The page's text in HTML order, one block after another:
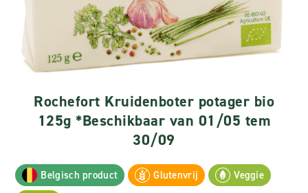
Rochefort Kruidenboter potager bio
125g *Beschikbaar van 01/05 tem
30/09
Belgisch product Glutenvrij
Veggie